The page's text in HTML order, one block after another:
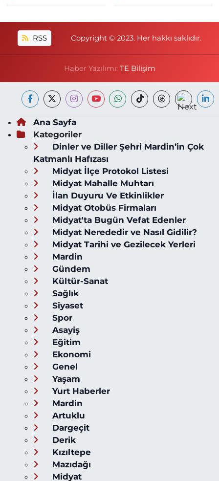
RSS Copyright © 2023. Her hakkı saklıdır.
Haber Yazılımı: TE Bilişim
Ana Sayfa
Kategoriler
Dinler ve Diller Şehri Mardin’in Çok
Katmanlı Hafızası
Midyat İlçe Protokol Listesi
Midyat Mahalle Muhtarı
İlan Duyuru Ve Etkinlikler
Midyat Otobüs Firmaları
Midyat'ta Bugün Vefat Edenler
Midyat Nerededir ve Nasıl Gidilir?
Midyat Tarihi ve Gezilecek Yerleri
Mardin
Gündem
Kültür-Sanat
Sağlık
Siyaset
Spor
Asayiş
Eğitim
Ekonomi
Genel
Yaşam
Yurt Haberler
Mardin
Artuklu
Dargeçit
Derik
Kızıltepe
Mazıdağı
Midyat